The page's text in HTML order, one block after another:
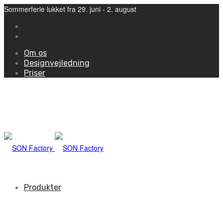
Sommerferie lukket fra 29. juni - 2. august
Om os
Designvejledning
Priser
Produkter